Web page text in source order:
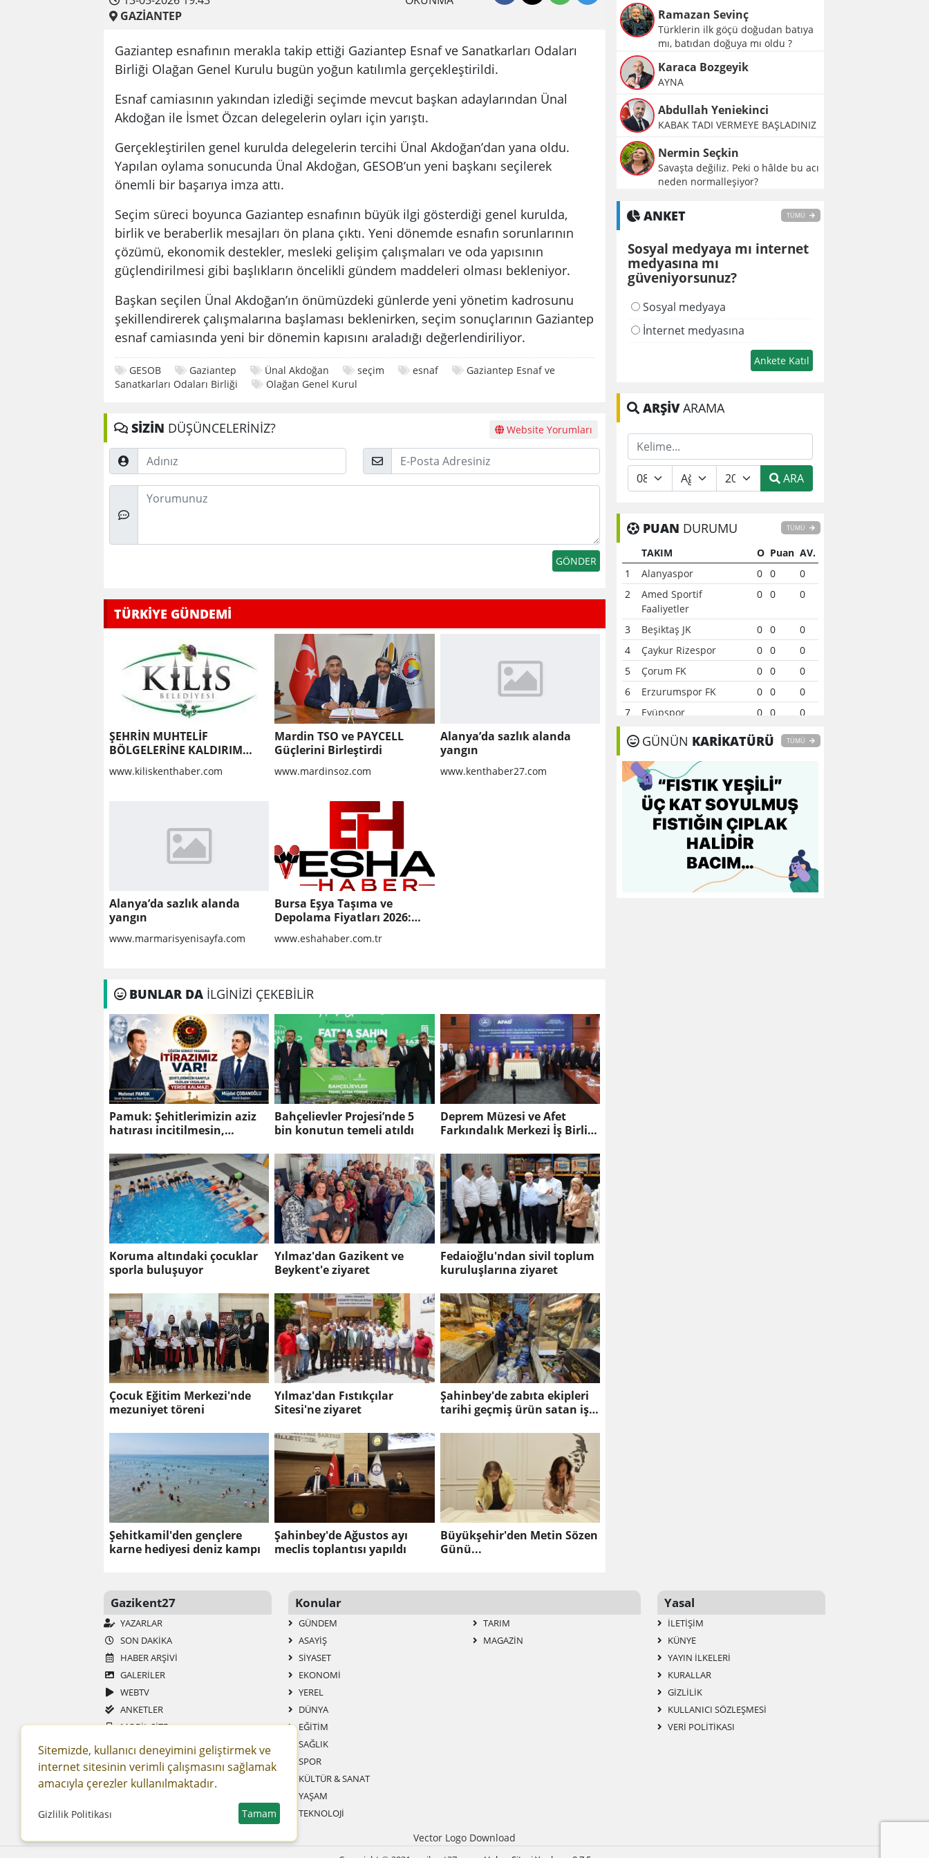
GAZİANTEP
Gaziantep esnafının merakla takip ettiği Gaziantep Esnaf ve Sanatkarları Odaları
Birliği Olağan Genel Kurulu bugün yoğun katılımla gerçekleştirildi.
Esnaf camiasının yakından izlediği seçimde mevcut başkan adaylarından Ünal
Akdoğan ile İsmet Özcan delegelerin oyları için yarıştı.
Gerçekleştirilen genel kurulda delegelerin tercihi Ünal Akdoğan’dan yana oldu.
Yapılan oylama sonucunda Ünal Akdoğan, GESOB’un yeni başkanı seçilerek
önemli bir başarıya imza attı.
Seçim süreci boyunca Gaziantep esnafının büyük ilgi gösterdiği genel kurulda,
birlik ve beraberlik mesajları ön plana çıktı. Yeni dönemde esnafın sorunlarının
çözümü, ekonomik destekler, mesleki gelişim çalışmaları ve oda yapısının
güçlendirilmesi gibi başlıkların öncelikli gündem maddeleri olması bekleniyor.
Başkan seçilen Ünal Akdoğan’ın önümüzdeki günlerde yeni yönetim kadrosunu
şekillendirerek çalışmalarına başlaması beklenirken, seçim sonuçlarının Gaziantep
esnaf camiasında yeni bir dönemin kapısını araladığı değerlendiriliyor.
GESOB Gaziantep Ünal Akdoğan seçim esnaf
Gaziantep Esnaf ve
Sanatkarları Odaları Birliği
Olağan Genel Kurul
SİZİN DÜŞÜNCELERİNİZ? Website Yorumları
Adınız
Posta
Düşünceleriniz
TÜRKİYE GÜNDEMİ
ŞEHRİN MUHTELİF
BÖLGELERİNE KALDIRIM
YAPILMASI VE BOZULAN
KALDIRIMLARIN
www.kiliskenthaber.com
Mardin TSO ve PAYCELL
Güçlerini Birleştirdi
www.mardinsoz.com
Alanya’da sazlık alanda
yangın
www.kenthaber27.com
Alanya’da sazlık alanda
yangın
www.marmarisyenisayfa.com
Bursa Eşya Taşıma ve
Depolama Fiyatları 2026:
Güvenli Hizmet İçin
Bilinmesi Gerekenler
www.eshahaber.com.tr
BUNLAR DA İLGİNİZİ ÇEKEBİLİR
Pamuk: Şehitlerimizin aziz
hatırası incitilmesin,
gölgelenmesin
Bahçelievler Projesi’nde 5
bin konutun temeli atıldı
Deprem Müzesi ve Afet
Farkındalık Merkezi İş Birliği
Koruma altındaki çocuklar
sporla buluşuyor
Yılmaz'dan Gazikent ve
Beykent'e ziyaret
Fedaioğlu'ndan sivil toplum
kuruluşlarına ziyaret
Çocuk Eğitim Merkezi'nde
mezuniyet töreni
Yılmaz'dan Fıstıkçılar
Sitesi'ne ziyaret
Şahinbey'de zabıta ekipleri
tarihi geçmiş ürün satan iş
Şehitkamil'den gençlere
karne hediyesi deniz kampı
Şahinbey'de Ağustos ayı
meclis toplantısı yapıldı
Büyükşehir'den Metin Sözen
Günü...
Ramazan Sevinç
Türklerin ilk göçü doğudan batıya
mı, batıdan doğuya mı oldu ?
Karaca Bozgeyik
AYNA
Abdullah Yeniekinci
KABAK TADI VERMEYE BAŞLADINIZ
Nermin Seçkin
Savaşta değiliz. Peki o hâlde bu acı
neden normalleşiyor?
ANKET TÜMÜ
Sosyal medyaya mı internet
medyasına mı
güveniyorsunuz?
Sosyal medyaya
İnternet medyasına
ARŞİVARAMA
ARA
PUAN DURUMU TÜMÜ
TAKIM O Puan AV.
1
Alanyaspor 0 0
0
2
Amed Sportif
Faaliyetler
0 0 0
3 Beşiktaş JK 0 0
0
4
Çaykur Rizespor 0 0
0
5
Çorum FK 0 0
0
6
Erzurumspor FK 0 0
0
7
Eyüpspor 0 0
0
8
Fenerbahçe 0
0
10 Gaziantep FK 0 0
Gençlerbirliği 0 0
Göztepe 0 0
Başakşehir FK
Kasımpaşa
0
0
0
GÜNÜN KARİKATÜRÜ TÜMÜ
Gazikent27
YAZARLAR
SON DAKIKA
HABER ARŞIVI
GALERİLER
WEBTV
ANKETLER
MOBIL SITE
SITENE EKLE
KENT WIKI
Konular
GÜNDEM
ASAYIŞ
SIYASET
EKONOMI
YEREL
DÜNYA
EĞITIM
SAĞLIK
SPOR
KÜLTÜR & SANAT
YAŞAM
TEKNOLOJI
TARIM
MAGAZIN
Yasal
İLETIŞIM
KÜNYE
YAYIN İLKELERI
KURALLAR
GIZLILIK
KULLANICI SÖZLEŞMESI
VERI POLITIKASI
Sitemizde, kullanıcı deneyimini geliştirmek ve
internet sitesinin verimli çalışmasını sağlamak
amacıyla çerezler kullanılmaktadır.
Gizlilik Politikası
Tamam
Vector Logo Download